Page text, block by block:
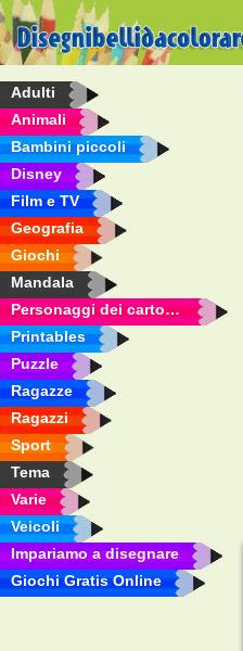
Adulti
Animali
Bambini piccoli
Disney
Film e TV
Geografia
Giochi
Mandala
Personaggi dei cartoni animati
Printables
Puzzle
Ragazze
Ragazzi
Sport
Tema
Varie
Veicoli
Impariamo a disegnare
Giochi Gratis Online